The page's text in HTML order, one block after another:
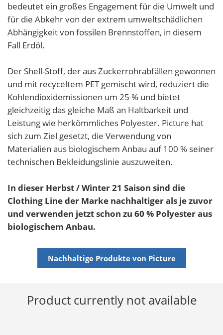
bedeutet ein großes Engagement für die Umwelt und
für die Abkehr von der extrem umweltschädlichen
Abhängigkeit von fossilen Brennstoffen, in diesem
Fall Erdöl.
Der Shell-Stoff, der aus Zuckerrohrabfällen gewonnen
und mit recyceltem PET gemischt wird, reduziert die
Kohlendioxidemissionen um 25 % und bietet
gleichzeitig das gleiche Maß an Haltbarkeit und
Leistung wie herkömmliches Polyester. Picture hat
sich zum Ziel gesetzt, die Verwendung von
Materialien aus biologischem Anbau auf 100 % seiner
technischen Bekleidungslinie auszuweiten.
In dieser Herbst / Winter 21 Saison sind die
Clothing Line der Marke nachhaltiger als je zuvor
und verwenden jetzt schon zu 60 % Polyester aus
biologischem Anbau.
Nachhaltige Produkte von Picture
Product currently not available